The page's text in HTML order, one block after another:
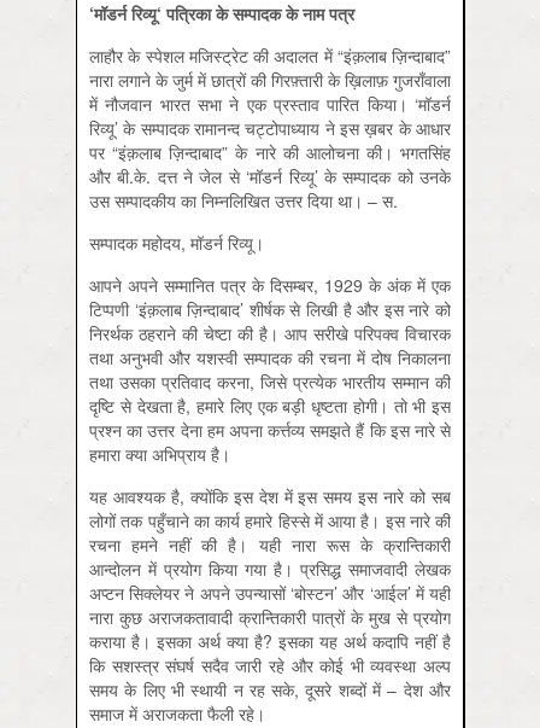
‘मॉडर्न रिव्यू‘पत्रिका के सम्पादक के नाम पत्र
लाहौर के स्पेशल मजिस्ट्रेट की अदालत में “इंक़लाब ज़िन्दाबाद”
नारा लगाने के जुर्म में छात्रों की गिरफ़्तारी के ख़िलाफ़ गुजराँवाला
में नौजवान भारत सभा ने एक प्रस्ताव पारित किया। ‘मॉडर्न
रिव्यू’ के सम्पादक रामानन्द चट्टोपाध्याय ने इस ख़बर के आधार
पर “इंक़लाब ज़िन्दाबाद” के नारे की आलोचना की। भगतसिंह
और बी.के. दत्त ने जेल से ‘मॉडर्न रिव्यू’ के सम्पादक को उनके
उस सम्पादकीय का निम्नलिखित उत्तर दिया था। – स.
सम्पादक महोदय, मॉडर्न रिव्यू।
आपने अपने सम्मानित पत्र के दिसम्बर, 1929 के अंक में एक
टिप्पणी ‘इंक़लाब ज़िन्दाबाद’ शीर्षक से लिखी है और इस नारे को
निरर्थक ठहराने की चेष्टा की है। आप सरीखे परिपक्व विचारक
तथा अनुभवी और यशस्वी सम्पादक की रचना में दोष निकालना
तथा उसका प्रतिवाद करना, जिसे प्रत्येक भारतीय सम्मान की
दृष्टि से देखता है, हमारे लिए एक बड़ी धृष्टता होगी। तो भी इस
प्रश्न का उत्तर देना हम अपना कर्त्तव्य समझते हैं कि इस नारे से
हमारा क्या अभिप्राय है।
यह आवश्यक है, क्योंकि इस देश में इस समय इस नारे को सब
लोगों तक पहुँचाने का कार्य हमारे हिस्से में आया है। इस नारे की
रचना हमने नहीं की है। यही नारा रूस के क्रान्तिकारी
आन्दोलन में प्रयोग किया गया है। प्रसिद्ध समाजवादी लेखक
अप्टन सिक्लेयर ने अपने उपन्यासों ‘बोस्टन’ और ‘आईल’ में यही
नारा कुछ अराजकतावादी क्रान्तिकारी पात्रों के मुख से प्रयोग
कराया है। इसका अर्थ क्या है? इसका यह अर्थ कदापि नहीं है
कि सशस्त्र संघर्ष सदैव जारी रहे और कोई भी व्यवस्था अल्प
समय के लिए भी स्थायी न रह सके, दूसरे शब्दों में – देश और
समाज में अराजकता फैली रहे।